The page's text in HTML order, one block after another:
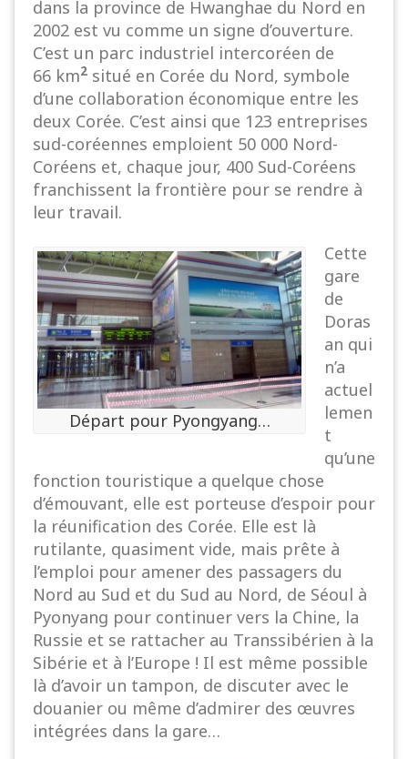
dans la province de Hwanghae du Nord en
2002 est vu comme un signe d’ouverture.
C’est un parc industriel intercoréen de
66 km2 situé en Corée du Nord, symbole
d’une collaboration économique entre les
deux Corée. C’est ainsi que 123 entreprises
sud-coréennes emploient 50 000 Nord-
Coréens et, chaque jour, 400 Sud-Coréens
franchissent la frontière pour se rendre à
leur travail.
Départ pour Pyongyang…
Cette
gare
de
Doras
an qui
n’a
actuel
lemen
t
qu’une
fonction touristique a quelque chose
d’émouvant, elle est porteuse d’espoir pour
la réunification des Corée. Elle est là
rutilante, quasiment vide, mais prête à
l’emploi pour amener des passagers du
Nord au Sud et du Sud au Nord, de Séoul à
Pyonyang pour continuer vers la Chine, la
Russie et se rattacher au Transsibérien à la
Sibérie et à l’Europe ! Il est même possible
là d’avoir un tampon, de discuter avec le
douanier ou même d’admirer des œuvres
intégrées dans la gare…